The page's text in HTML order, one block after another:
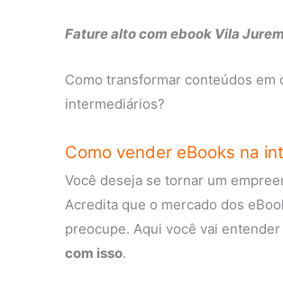
Fature alto com ebook Vila
Como transformar conteúdos
intermediários?
Como vender eBooks na
Você deseja se tornar um
Acredita que o mercado dos
preocupe. Aqui você vai
com isso.